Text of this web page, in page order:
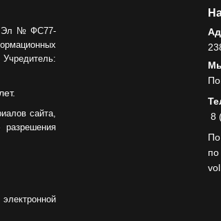
Эл № ФС77-
сайта,
8